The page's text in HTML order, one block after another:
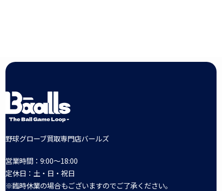
野球グローブ買取専門店バールズ
営業時間：9:00～18:00
定休日：土・日・祝日
※臨時休業の場合もございますのでご了承ください。